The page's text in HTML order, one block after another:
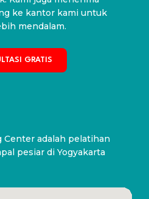
ke kantor kami untuk
mendalam.
GRATIS
Center adalah pelatihan
pesiar di Yogyakarta